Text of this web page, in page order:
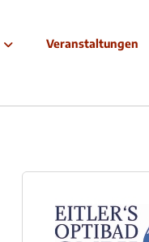
Veranstaltungen